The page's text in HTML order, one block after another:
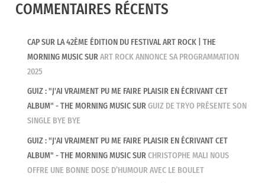
COMMENTAIRES RÉCENTS
CAP SUR LA 42ÈME ÉDITION DU FESTIVAL ART ROCK | THE
MORNING MUSICSURART ROCK ANNONCE SA PROGRAMMATION
2025
GUIZ : "J'AI VRAIMENT PU ME FAIRE PLAISIR EN ÉCRIVANT CET
ALBUM" - THE MORNING MUSICSURGUIZ DE TRYO PRÉSENTE SON
SINGLE BYE BYE
GUIZ : "J'AI VRAIMENT PU ME FAIRE PLAISIR EN ÉCRIVANT CET
ALBUM" - THE MORNING MUSICSURCHRISTOPHE MALI NOUS
OFFRE UNE BONNE DOSE D’HUMOUR AVEC LE BOULET